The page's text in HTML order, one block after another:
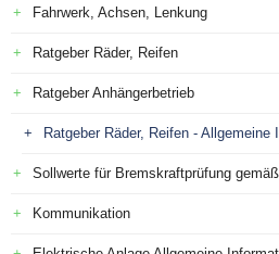
Fahrwerk, Achsen, Lenkung
Ratgeber Räder, Reifen
Ratgeber Anhängerbetrieb
Ratgeber Räder, Reifen - Allgemeine
Sollwerte für Bremskraftprüfung
Kommunikation